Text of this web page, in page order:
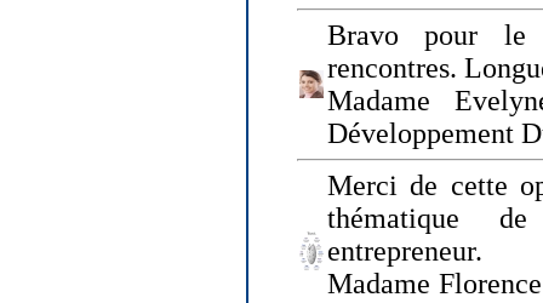
Bravo pour le
rencontres.
Madame
Développement
Merci de cette
thématique
entrepreneur.
Madame